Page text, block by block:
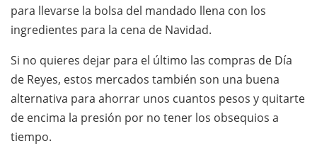
para llevarse la bolsa del mandado llena con los
ingredientes para la cena de Navidad.
Si no quieres dejar para el último las compras de Día
de Reyes, estos mercados también son una buena
alternativa para ahorrar unos cuantos pesos y quitarte
de encima la presión por no tener los obsequios a
tiempo.